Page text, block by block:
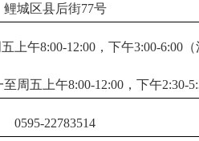
区县后街77号
上午8:00-12:00，下午3:00-6:00
周五 上午8:00-12:00，下午2:30-
22783514